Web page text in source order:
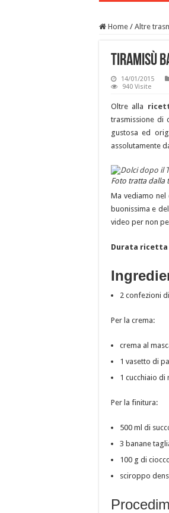
Home / Altre
Tiramisù
14/01/2015
940 Visite
Oltre alla
trasmissione di
gustosa ed
assolutamente
Foto tratta dalla
Ma vediamo
buonissima e
video per non
Durata ricetta
2 confezioni
Per la crema:
crema al
1 vasetto di
1 cucchiaio di
Per la finitura:
500 ml di
3 banane
100 g di
sciroppo